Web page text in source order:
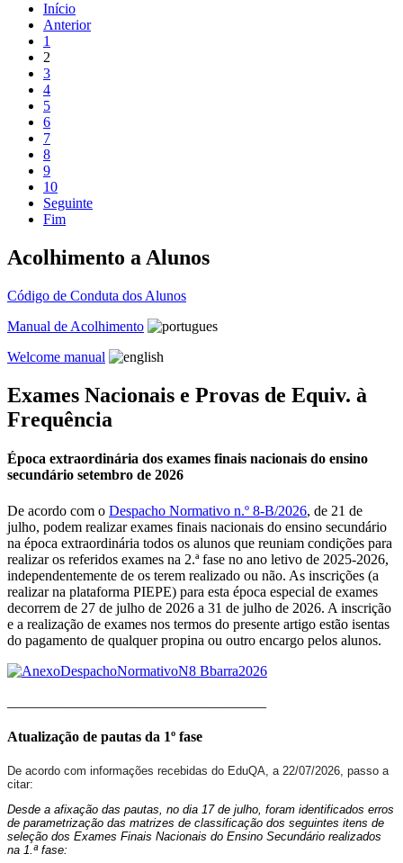
Início
Anterior
1
2
3
4
5
6
7
8
9
10
Seguinte
Fim
Acolhimento a Alunos
Código de Conduta dos Alunos
Manual de Acolhimento
Welcome manual
Exames Nacionais e Provas de Equiv. à
Frequência
Época extraordinária dos exames finais nacionais do ensino
secundário setembro de 2026
De acordo com o Despacho Normativo n.º 8-B/2026, de 21 de
julho, podem realizar exames finais nacionais do ensino secundário
na época extraordinária todos os alunos que reuniam condições para
realizar os referidos exames na 2.ª fase no ano letivo de 2025-2026,
independentemente de os terem realizado ou não. As inscrições (a
realizar na plataforma PIEPE) para esta época especial de exames
decorrem de 27 de julho de 2026 a 31 de julho de 2026. A inscrição
e a realização de exames nos termos do presente artigo estão isentas
do pagamento de qualquer propina ou outro encargo pelos alunos.
Atualização de pautas da 1º fase
De acordo com informações recebidas do EduQA, a 22/07/2026, passo a
citar:
Desde a afixação das pautas, no dia 17 de julho, foram identificados erros
de parametrização das matrizes de classificação dos seguintes itens de
seleção dos Exames Finais Nacionais do Ensino Secundário realizados
na 1.ª fase: